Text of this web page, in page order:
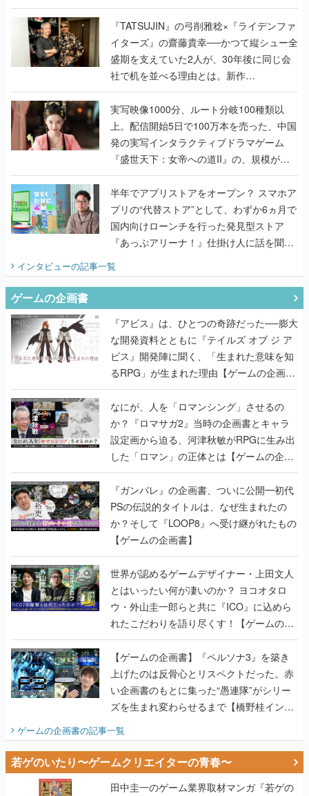
で作り込まれた理由を両ディレクターに聞
く
『TATSUJIN』の弓削雅稔×『ライデンファ
イターズ』の齋藤貴幸──かつて縦シュー全
盛期を支えていた2人が、30年後に同じ会
社で机を並べる理由とは。新作
『TATSUJIN EXTREME』で初タッグを組
んだレジェンド2人に訊く開発秘話
実写映像1000分、ルート分岐100種類以
上。配信開始5日で100万本を売った、中国
発の実写インタラクティブドラマゲーム
『盛世天下：女帝への道II』の、規模が違
うこだわりをプロデューサーに聞いた
半年でアプリストアをオープン？ スマホア
プリの“代替ストア”として、わずか6ヵ月で
国内向けローンチを行った発見型ストア
『あっぷアリーナ！』仕掛け人に話を聞い
てみた
インタビューの記事一覧
ゲームの企画書
『アビス』は、ひとつの奇跡だった──膨大
な開発資料とともに『テイルズ オブ ジ ア
ビス』開発陣に聞く、「生まれた意味を知
るRPG」が生まれた理由【ゲームの企画
書】
なにが、人を「ロマンシング」させるの
か？『ロマサガ2』当時の企画書とキャラ
設定画から迫る、河津秋敏がRPGに生み出
した「ロマン」の正体とは【ゲームの企画
書】
『ガンパレ』の企画書、ついに公開━初代
PSの伝説的タイトルは、なぜ生まれたの
か？そして『LOOP8』へ受け継がれたもの
【ゲームの企画書】
世界が認めるゲームデザイナー・上田文人
とはいったい何が凄いのか？ ヨコオタロ
ウ・外山圭一郎らと共に『ICO』に込めら
れたこだわりを語り尽くす！【ゲームの企
画書】
【ゲームの企画書】『ペルソナ3』を築き
上げたのは反骨心とリスペクトだった。赤
い企画書のもとに集った“愚連隊”がシリー
ズを生まれ変わらせるまで【橋野桂インタ
ビュー】
ゲームの企画書の記事一覧
若ゲのいたり〜ゲームクリエイターの青春〜
田中圭一のゲーム業界取材マンガ『若ゲの